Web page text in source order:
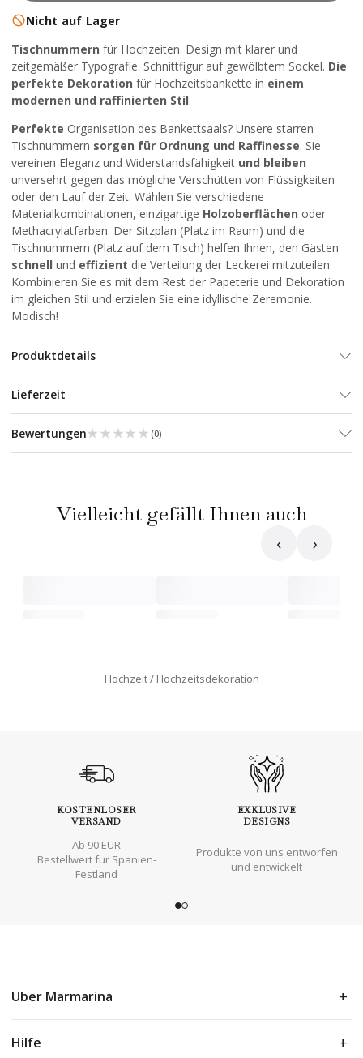
Nicht auf Lager
Tischnummern für Hochzeiten. Design mit klarer und
zeitgemäßer Typografie. Schnittfigur auf gewölbtem Sockel. Die
perfekte Dekoration für Hochzeitsbankette in einem
modernen und raffinierten Stil.
Perfekte Organisation des Bankettsaals? Unsere starren
Tischnummern sorgen für Ordnung und Raffinesse. Sie
vereinen Eleganz und Widerstandsfähigkeit und bleiben
unversehrt gegen das mögliche Verschütten von Flüssigkeiten
oder den Lauf der Zeit. Wählen Sie verschiedene
Materialkombinationen, einzigartige Holzoberflächen oder
Methacrylatfarben. Der Sitzplan (Platz im Raum) und die
Tischnummern (Platz auf dem Tisch) helfen Ihnen, den Gästen
schnell und effizient die Verteilung der Leckerei mitzuteilen.
Kombinieren Sie es mit dem Rest der Papeterie und Dekoration
im gleichen Stil und erzielen Sie eine idyllische Zeremonie.
Modisch!
Produktdetails
Lieferzeit
Bewertungen★★★★★
★★★★★ (0)
Vielleicht gefällt Ihnen auch
‹ ›
Hochzeit Hochzeitsdekoration
KOSTENLOSER
VERSAND
Ab 90 EUR
Bestellwert fur Spanien-
Festland
EXKLUSIVE
DESIGNS
Produkte von uns entworfen
und entwickelt
Uber Marmarina
Hilfe